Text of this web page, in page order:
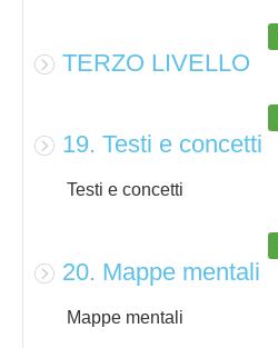
TERZO LIVELLO
19. Testi e concetti
Testi e concetti
20. Mappe mentali
Mappe mentali